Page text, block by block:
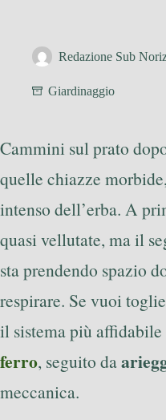
Redazione Sub
Giardinaggio
Cammini sul prato
quelle chiazze
intenso dell’erba. A
quasi vellutate, ma il
sta prendendo spazio
respirare. Se vuoi
il sistema più affidabile
ferro, seguito da
meccanica.